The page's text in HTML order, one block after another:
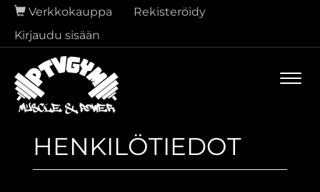
Verkkokauppa
Rekisteröidy
Kirjaudu sisään
HENKILÖTIEDOT